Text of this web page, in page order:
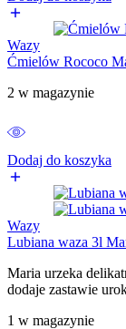
Wazy
Ćmielów Rococo
2 w magazynie
Dodaj do koszyka
Wazy
Lubiana waza 3l
Maria urzeka
dodaje zastawie
1 w magazynie